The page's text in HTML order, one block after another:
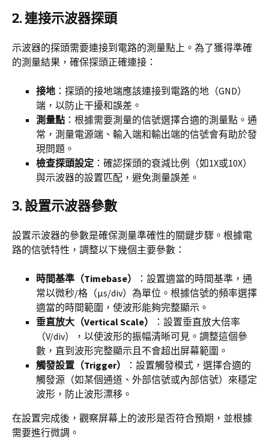
2.連接示波器探頭
示波器的探頭需要連接到電路的測量點上。為了獲得準確
的測量結果，確保探頭正確連接：
接地 ：探頭的接地端應該連接到電路的地（GND）
端，以防止干擾和誤差。
測量點 ：根據需要測量的信號選擇合適的測量點。通
常，測量電源端、輸入端和輸出端的信號會有助於發
現問題。
檢查探頭設定 ：確認探頭的衰減比例（如1X或10X）
與示波器的設置匹配，避免測量誤差。
3.設置示波器參數
設置示波器的參數是確保測量準確性的關鍵步驟。根據電
路的信號特性，調整以下幾個主要參數：
時間基準（Timebase）
：設置適當的時間基準，通
常以微秒/格（μs/div）為單位。根據信號的頻率選擇
適當的時間範圍，使波形能夠完整顯示。
垂直放大（Vertical Scale）
：設置垂直放大倍率
（V/div），以使波形的振幅清晰可見。調整這個參
數，直到波形完整顯示且不會超出屏幕範圍。
觸發設置（Trigger）
：設置觸發模式，選擇合適的
觸發源（如某個通道、外部信號或內部信號）來穩定
波形，防止波形漂移。
在設置完成後，觀察屏幕上的波形是否符合預期，並根據
需要進行微調。